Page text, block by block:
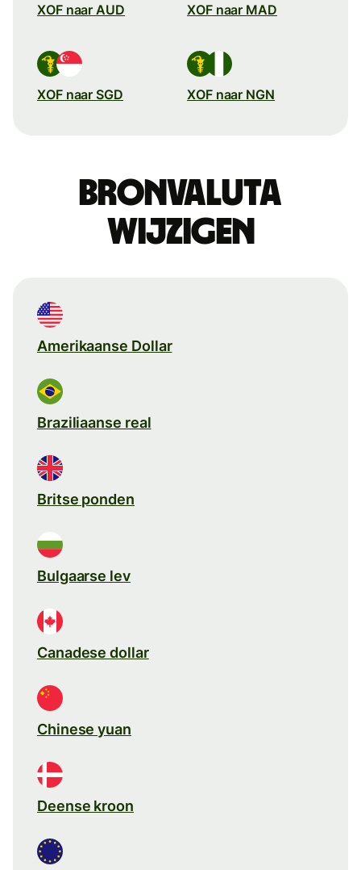
XOF naar AUD XOF naar MAD
XOF naar SGD XOF naar NGN
Bronvaluta
wijzigen
Amerikaanse Dollar
Braziliaanse real
Britse ponden
Bulgaarse lev
Canadese dollar
Chinese yuan
Deense kroon